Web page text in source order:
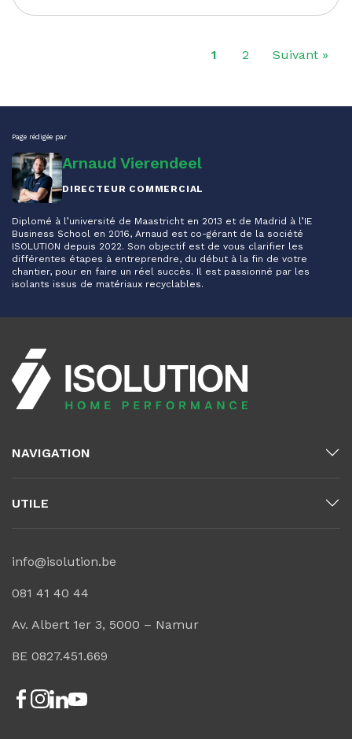
1 2 Suivant »
Page rédigée par
Arnaud Vierendeel
DIRECTEUR COMMERCIAL
Diplomé à l’université de Maastricht en 2013 et de Madrid à l’IE
Business School en 2016, Arnaud est co-gérant de la société
ISOLUTION depuis 2022. Son objectif est de vous clarifier les
différentes étapes à entreprendre, du début à la fin de votre
chantier, pour en faire un réel succès. Il est passionné par les
isolants issus de matériaux recyclables.
info@isolution.be
081 41 40 44
Av. Albert 1er 3, 5000 – Namur
BE 0827.451.669
NAVIGATION
UTILE